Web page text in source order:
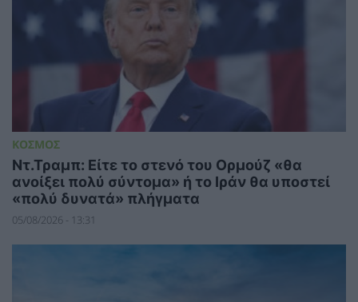
ΚΟΣΜΟΣ
Ντ.Τραμπ: Είτε το στενό του Ορμούζ «θα
ανοίξει πολύ σύντομα» ή το Ιράν θα υποστεί
«πολύ δυνατά» πλήγματα
05/08/2026 - 13:31